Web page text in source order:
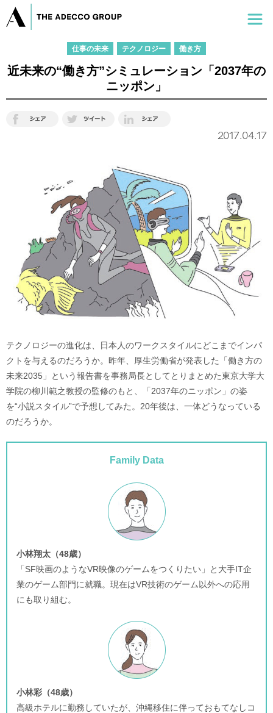
仕事の未来 テクノロジー 働き方
近未来の“働き方”シミュレーション「2037年の
ニッポン」
2017.04.17
テクノロジーの進化は、日本人のワークスタイルにどこまでインパ
クトを与えるのだろうか。昨年、厚生労働省が発表した「働き方の
未来2035」という報告書を事務局長としてとりまとめた東京大学大
学院の柳川範之教授の監修のもと、「2037年のニッポン」の姿
を“小説スタイル”で予想してみた。20年後は、一体どうなっている
のだろうか。
Family Data
小林翔太（48歳）
「SF映画のようなVR映像のゲームをつくりたい」と大手IT企
業のゲーム部門に就職。現在はVR技術のゲーム以外への応用
にも取り組む。
小林彩（48歳）
高級ホテルに勤務していたが、沖縄移住に伴っておもてなしコ